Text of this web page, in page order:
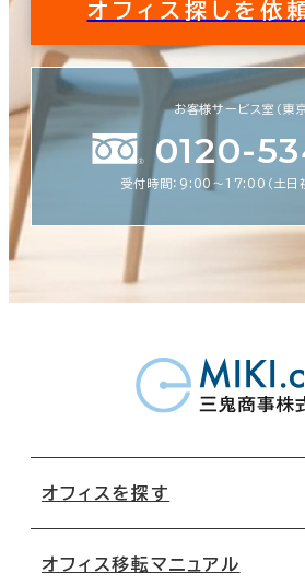
オフィス探しを依
お客様サービス室（東京
0120-
受付時間：9:00〜17:00（土日
オフィスを探す
オフィス移転マニュアル